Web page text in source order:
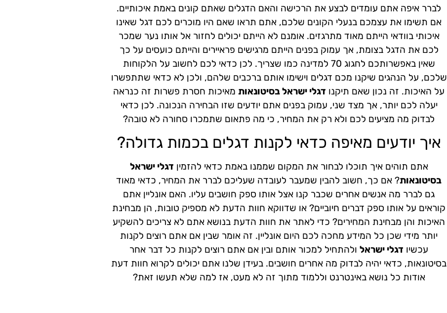
לברר איפה אתם עומדים לבצע את הרכישה והאם הדגלים שאתם קונים באמת איכותיים.
אם תשימו את עצמכם בנעלי הקונים שלכם, אתם תראו שאם היו מוכרים לכם דגל שאינו
איכותי בוודאי הייתם מאוד מתרגזים. אומנם לא הייתם יכולים לחזור אל אותו נער שמכר
לכם את הדגל בצומת, אך עמוק בפנים הייתם מרגישים פראיירים והייתם כועסים על כך
שאין באפשרותכם לחגוג 70 למדינה כמו שצריך. לכן כדאי לכם לחשוב על הלקוחות
שלכם, על הנהגים שיקנו מכם דגלים וישימו אותם ברכבים שלהם, ולכן לא כדאי שתתפשרו
על האיכות. זה נכון שאם תיקנו דגלי ישראל בסיטונאות מאיכות חסרת פשרות זה כנראה
יעלה לכם יותר, אך מצד שני, עמוק בפנים אתם יודעים שזו הבחירה הנכונה. לכן כדאי
לבדוק מה מציעים לכם ולא רק את המחיר, כי מה פתאום שתמכרו סחורה לא טובה?
איך יודעים מאיפה כדאי לקנות דגלים בכמות גדולה?
אתם תוהים איך תוכלו לבחור את המקום שממנו באמת כדאי להזמין דגלי ישראל
בסיטונאות? אם כך, חשוב להבין שמעבר לעובדה שעליכם לברר את המחיר, כדאי מאוד
גם לברר מה אנשים אחרים שכבר קנו אצל אותו ספק חושבים עליו. האם אונליין אתם
קוראים על אותו ספק דברים חיוביים? או שדווקא חוות הדעת לא מספיק טובות, הן מבחינת
האיכות והן מבחינת המחירים? כדי לאתר את חוות הדעת בנושא אתם לא צריכים להשקיע
יותר מידי שכן כל המידע מחכה לכם היום אונליין. זה אומר שבין אם אתם רוצים לקנות
עכשיו דגלי ישראל ולהתחיל למכור אותם ובין אם אתם רוצים לקנות כל דבר אחר
בסיטונאות, כדאי יהיה לבדוק מה אחרים חושבים. בעידן שלנו אתם יכולים לקרוא חוות דעת
אודות כל נושא באינטרנט וללמוד מתוך זה לא מעט, אז למה שלא תעשו זאת?